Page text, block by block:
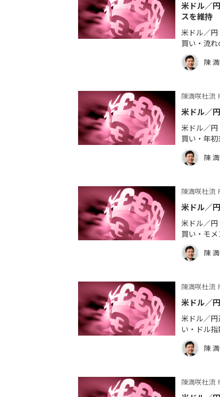
米ドル／
スを維持
米ドル／
買い・流
陳
陳満咲杜流
米ドル／
米ドル／
買い・年
陳
陳満咲杜流
米ドル／
米ドル／
買い・モ
陳
陳満咲杜流
米ドル／
米ドル／
い・ドル
陳
陳満咲杜流